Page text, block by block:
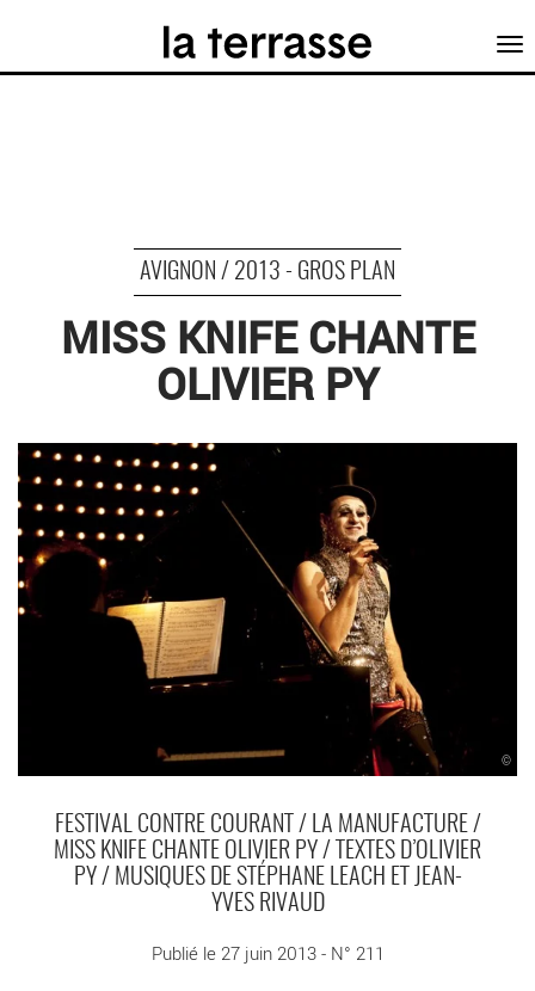
AVIGNON / 2013 - GROS PLAN
MISS KNIFE CHANTE
OLIVIER PY
©
FESTIVAL CONTRE COURANT / LA MANUFACTURE /
MISS KNIFE CHANTE OLIVIER PY / TEXTES D’OLIVIER
PY / MUSIQUES DE STÉPHANE LEACH ET JEAN-
YVES RIVAUD
Publié le 27 juin 2013 - N° 211